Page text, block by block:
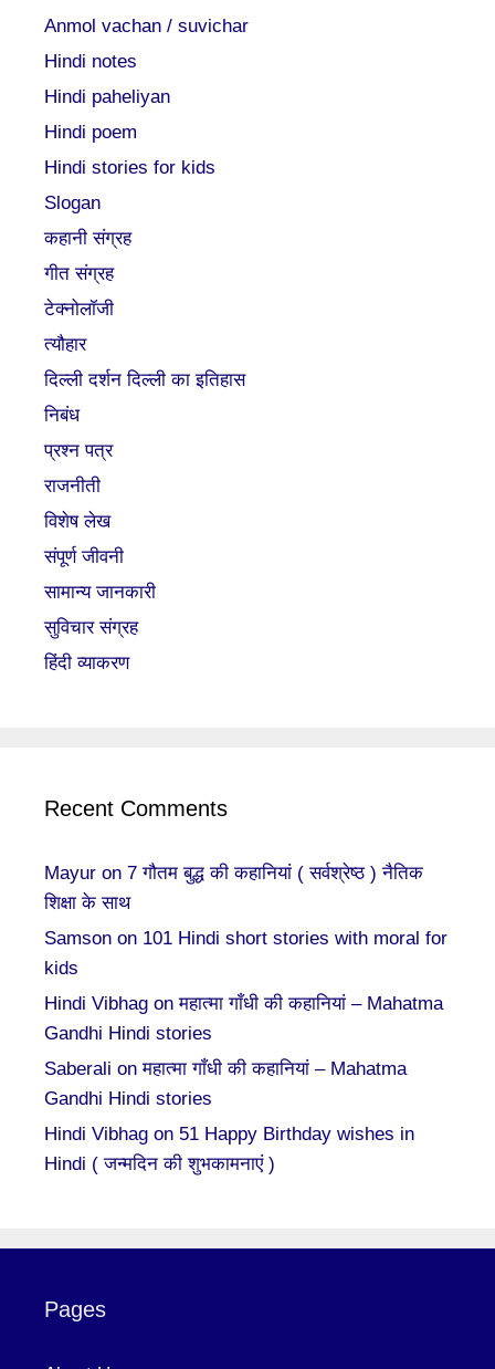
Anmol vachan / suvichar
Hindi notes
Hindi paheliyan
Hindi poem
Hindi stories for kids
Slogan
कहानी संग्रह
गीत संग्रह
टेक्नोलॉजी
त्यौहार
दिल्ली दर्शन दिल्ली का इतिहास
निबंध
प्रश्न पत्र
राजनीती
विशेष लेख
संपूर्ण जीवनी
सामान्य जानकारी
सुविचार संग्रह
हिंदी व्याकरण
Recent Comments
Mayur on 7 गौतम बुद्ध की कहानियां ( सर्वश्रेष्ठ ) नैतिक
शिक्षा के साथ
Samson on 101 Hindi short stories with moral for
kids
Hindi Vibhag onमहात्मा गाँधी की कहानियां – Mahatma
Gandhi Hindi stories
Saberali onमहात्मा गाँधी की कहानियां – Mahatma
Gandhi Hindi stories
Hindi Vibhag on 51 Happy Birthday wishes in
Hindi ( जन्मदिन की शुभकामनाएं )
Pages